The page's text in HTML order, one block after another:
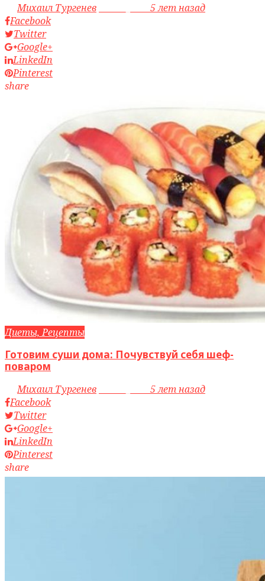
byМихаил Тургенев
5 лет назад
Facebook
Twitter
Google+
LinkedIn
Pinterest
share
Диеты, Рецепты
Готовим суши дома: Почувствуй себя шеф-
поваром
byМихаил Тургенев
5 лет назад
Facebook
Twitter
Google+
LinkedIn
Pinterest
share